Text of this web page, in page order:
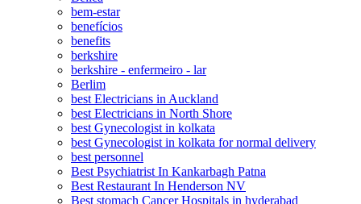
bem-estar
benefícios
benefits
berkshire
berkshire - enfermeiro - lar
Berlim
best Electricians in Auckland
best Electricians in North Shore
best Gynecologist in kolkata
best Gynecologist in kolkata for normal delivery
best personnel
Best Psychiatrist In Kankarbagh Patna
Best Restaurant In Henderson NV
Best stomach Cancer Hospitals in hyderabad